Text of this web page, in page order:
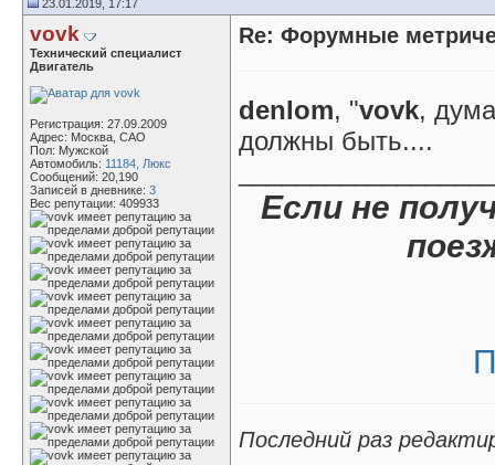
23.01.2019, 17:17
vovk
Технический специалист
Двигатель
Регистрация: 27.09.2009
Адрес: Москва, САО
Пол: Мужской
Автомобиль: 11184, Люкс
Сообщений: 20,190
Записей в дневнике: 3
Вес репутации: 409933
Re: Форумные
denlom, "vovk,
должны быть....
Если не
Последний раз